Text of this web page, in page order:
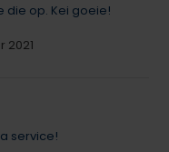
die op. Kei goeie!
2021
service!